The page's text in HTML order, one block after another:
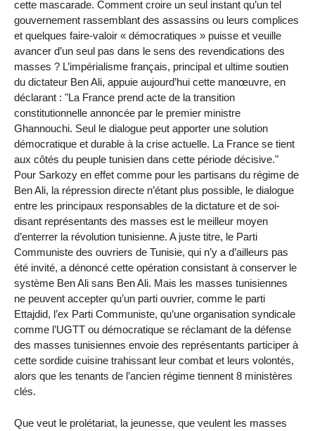
cette mascarade. Comment croire un seul instant qu’un tel
gouvernement rassemblant des assassins ou leurs complices
et quelques faire-valoir « démocratiques » puisse et veuille
avancer d’un seul pas dans le sens des revendications des
masses ? L’impérialisme français, principal et ultime soutien
du dictateur Ben Ali, appuie aujourd’hui cette manœuvre, en
déclarant : "La France prend acte de la transition
constitutionnelle annoncée par le premier ministre
Ghannouchi. Seul le dialogue peut apporter une solution
démocratique et durable à la crise actuelle. La France se tient
aux côtés du peuple tunisien dans cette période décisive."
Pour Sarkozy en effet comme pour les partisans du régime de
Ben Ali, la répression directe n’étant plus possible, le dialogue
entre les principaux responsables de la dictature et de soi-
disant représentants des masses est le meilleur moyen
d’enterrer la révolution tunisienne. A juste titre, le Parti
Communiste des ouvriers de Tunisie, qui n’y a d’ailleurs pas
été invité, a dénoncé cette opération consistant à conserver le
système Ben Ali sans Ben Ali. Mais les masses tunisiennes
ne peuvent accepter qu’un parti ouvrier, comme le parti
Ettajdid, l’ex Parti Communiste, qu’une organisation syndicale
comme l’UGTT ou démocratique se réclamant de la défense
des masses tunisiennes envoie des représentants participer à
cette sordide cuisine trahissant leur combat et leurs volontés,
alors que les tenants de l’ancien régime tiennent 8 ministères
clés.
Que veut le prolétariat, la jeunesse, que veulent les masses